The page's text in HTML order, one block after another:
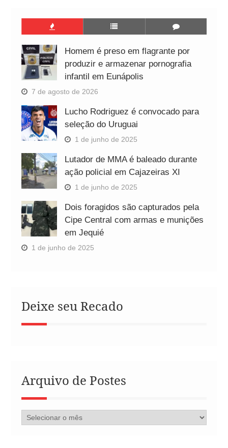
Homem é preso em flagrante por
produzir e armazenar pornografia
infantil em Eunápolis
7 de agosto de 2026
Lucho Rodriguez é convocado para
seleção do Uruguai
1 de junho de 2025
Lutador de MMA é baleado durante
ação policial em Cajazeiras XI
1 de junho de 2025
Dois foragidos são capturados pela
Cipe Central com armas e munições
em Jequié
1 de junho de 2025
Deixe seu Recado
Arquivo de Postes
Arquivo
de